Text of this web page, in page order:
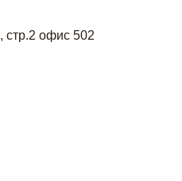
стр.2 офис 502